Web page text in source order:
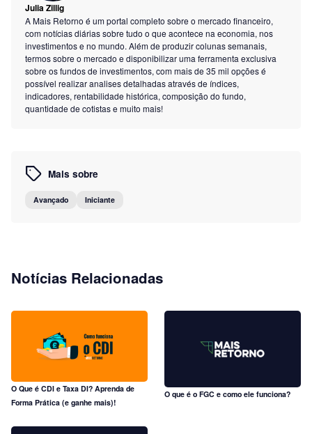
Julia Zillig
A Mais Retorno é um portal completo sobre o mercado financeiro,
com notícias diárias sobre tudo o que acontece na economia, nos
investimentos e no mundo. Além de produzir colunas semanais,
termos sobre o mercado e disponibilizar uma ferramenta exclusiva
sobre os fundos de investimentos, com mais de 35 mil opções é
possível realizar analises detalhadas através de índices,
indicadores, rentabilidade histórica, composição do fundo,
quantidade de cotistas e muito mais!
Mais sobre
Avançado Iniciante
Notícias Relacionadas
O Que é CDI e Taxa DI? Aprenda de
Forma Prática (e ganhe mais)!
O que é o FGC e como ele funciona?